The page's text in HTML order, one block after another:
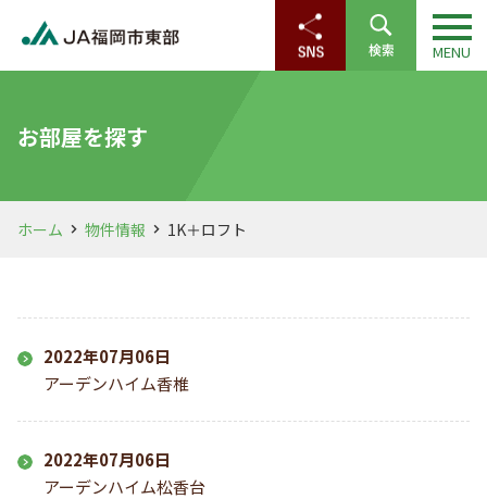
お部屋を探す
ホーム 物件情報 1K＋ロフト
2022年07月06日
アーデンハイム香椎
2022年07月06日
アーデンハイム松香台